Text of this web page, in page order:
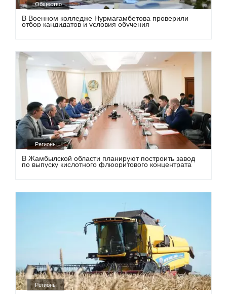
Общество
В Военном колледже Нурмагамбетова проверили
отбор кандидатов и условия обучения
Регионы
В Жамбылской области планируют построить завод
по выпуску кислотного флюоритового концентрата
Регионы